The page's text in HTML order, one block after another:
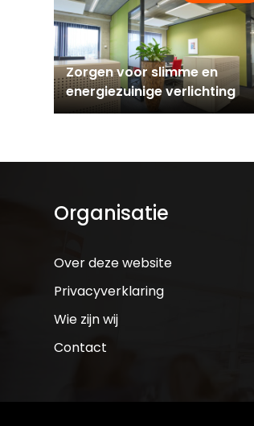
Zorgen voor slimme en
energiezuinige verlichting
Organisatie
Over deze website
Privacyverklaring
Wie zijn wij
Contact